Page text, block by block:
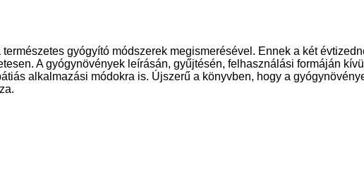
gyógyító módszerek megismerésével. Ennek a két
A gyógynövények leírásán, gyűjtésén, felhasználási formáján
alkalmazási módokra is. Újszerű a könyvben, hogy a